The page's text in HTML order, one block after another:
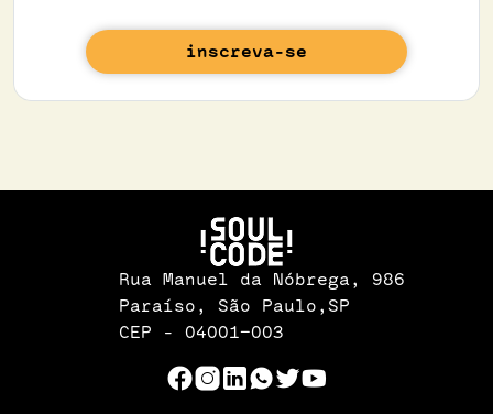
inscreva-se
Rua Manuel da Nóbrega, 986
Paraíso, São Paulo,SP
CEP - 04001-003